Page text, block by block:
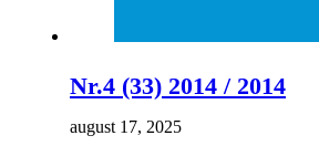
Nr.4 (33) 2014 / 2014
august 17, 2025